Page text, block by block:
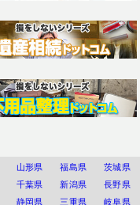
山形県 福島県
茨城県
千葉県 新潟県
長野県
静岡県 三重県 岐阜県